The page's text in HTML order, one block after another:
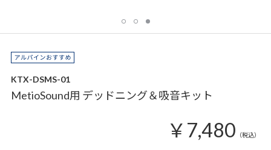
KTX-DSMS-01
MetioSound用 デッドニング＆吸音キット
￥7,480 （税込）